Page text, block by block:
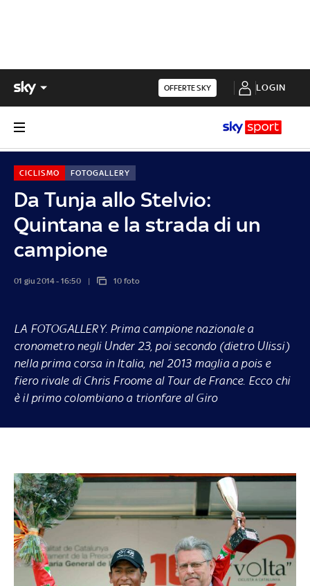
OFFERTE SKY LOGIN
Da Tunja allo Stelvio:
Quintana e la strada di un
campione
CICLISMO FOTOGALLERY
01 giu 2014 - 16:50 10 foto
LA FOTOGALLERY. Prima campione nazionale a
cronometro negli Under 23, poi secondo (dietro Ulissi)
nella prima corsa in Italia, nel 2013 maglia a pois e
fiero rivale di Chris Froome al Tour de France. Ecco chi
è il primo colombiano a trionfare al Giro